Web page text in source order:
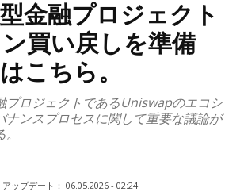
金融プロジェクト
買い戻しを準備
こちら。
プロジェクトであるUniswapのエコシ
ナンスプロセスに関して重要な議論が
アップデート： 06.05.2026 - 02:24